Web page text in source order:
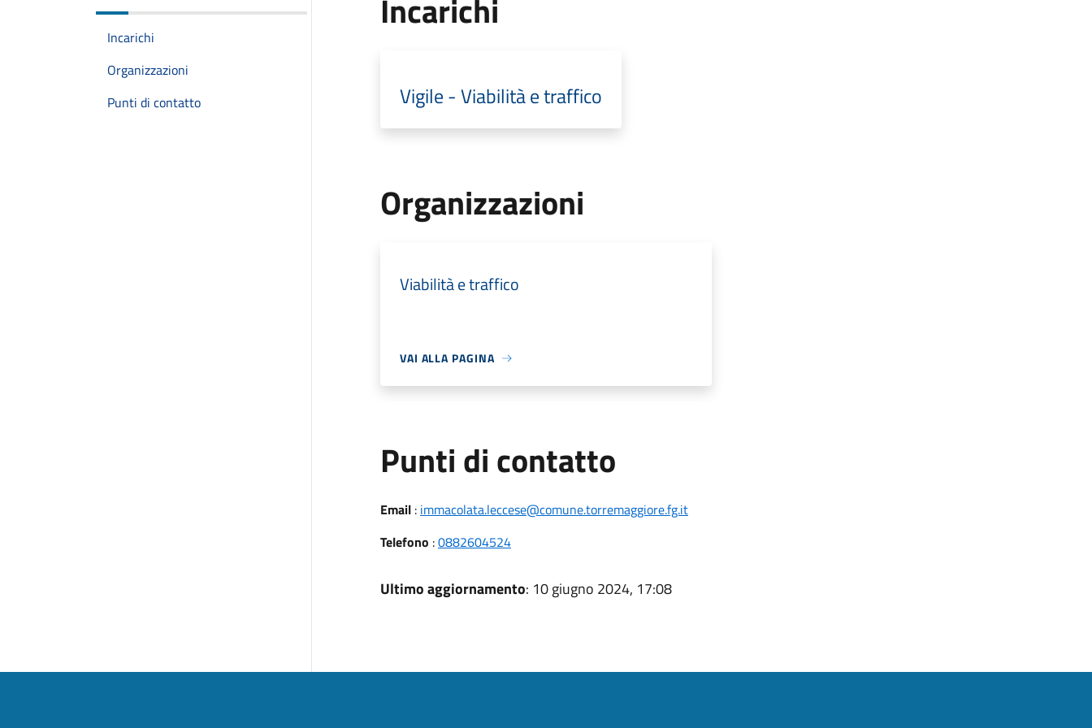
Incarichi
Organizzazioni
Punti di contatto
Incarichi
Vigile - Viabilità e traffico
Organizzazioni
Viabilità e traffico
VAI ALLA PAGINA
Punti di contatto
Email: immacolata.leccese@comune.torremaggiore.fg.it
Telefono :0882604524
Ultimo aggiornamento: 10 giugno 2024, 17:08